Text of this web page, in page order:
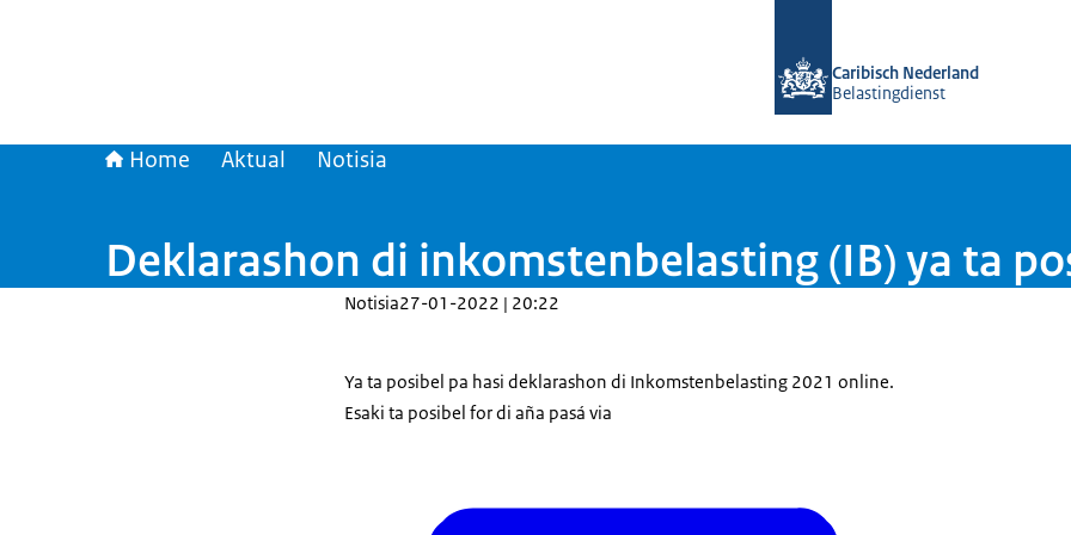
Caribisch Nederland
Belastingdienst
Home Aktual Notisia
Deklarashon di inkomstenbelasting (IB) ya ta
Notisia27-01-2022 | 20:22
Ya ta posibel pa hasi deklarashon di Inkomstenbelasting 2021 online.
Esaki ta posibel for di aña pasá via